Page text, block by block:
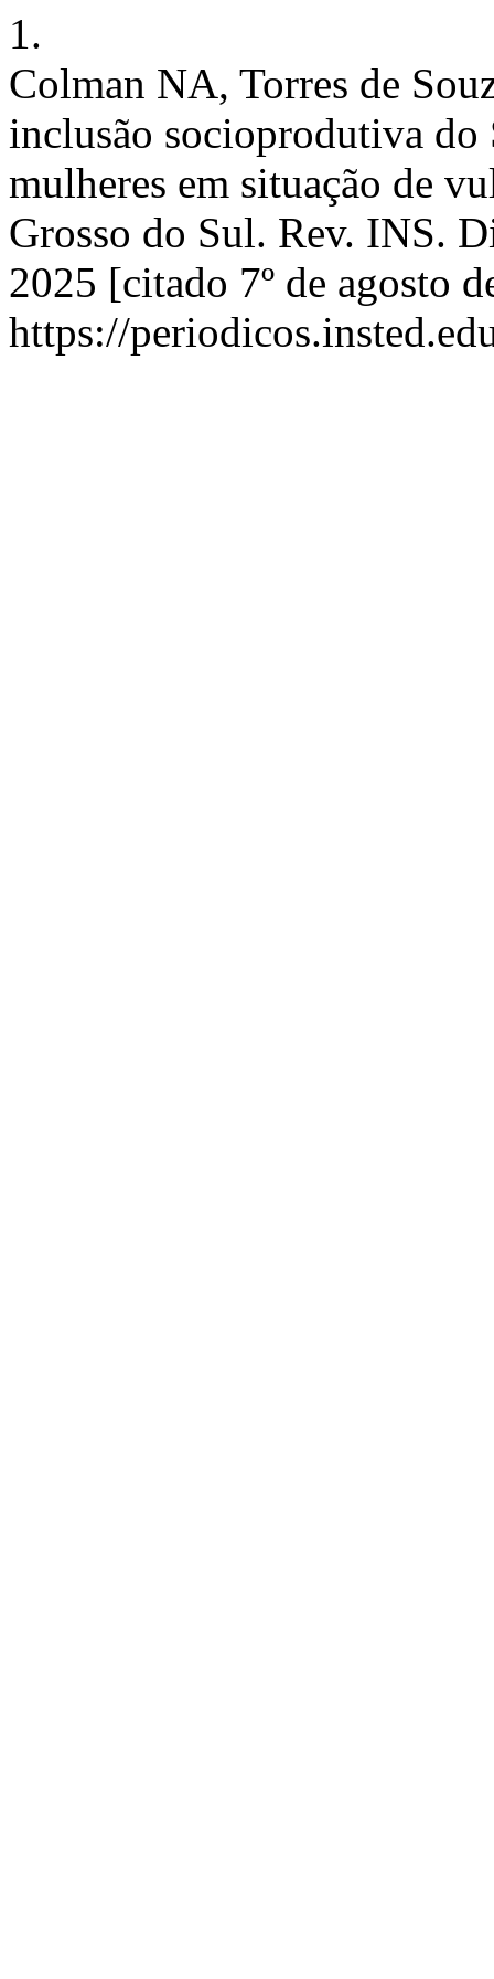
1.
Colman NA, Torres de
inclusão socioprodutiva
mulheres em situação de
Grosso do Sul. Rev. INS.
2025 [citado 7º de agosto
https://